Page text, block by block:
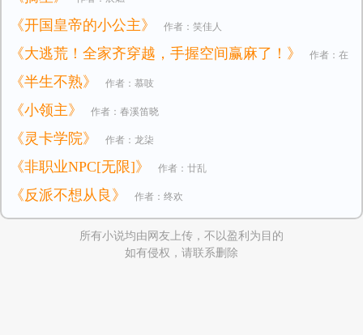
《开国皇帝的小公主》 作者：笑佳人
《大逃荒！全家齐穿越，手握空间赢麻了！》 作者：在
逃小公主
《半生不熟》 作者：慕吱
《小领主》 作者：春溪笛晓
《灵卡学院》 作者：龙柒
《非职业NPC[无限]》 作者：廿乱
《反派不想从良》 作者：终欢
所有小说均由网友上传，不以盈利为目的
如有侵权，请联系删除